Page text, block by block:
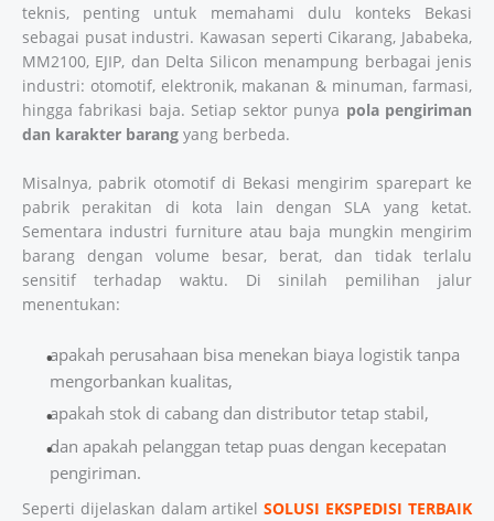
teknis, penting untuk memahami dulu konteks Bekasi
sebagai pusat industri. Kawasan seperti Cikarang, Jababeka,
MM2100, EJIP, dan Delta Silicon menampung berbagai jenis
industri: otomotif, elektronik, makanan & minuman, farmasi,
hingga fabrikasi baja. Setiap sektor punya pola pengiriman
dan karakter barang yang berbeda.
Misalnya, pabrik otomotif di Bekasi mengirim sparepart ke
pabrik perakitan di kota lain dengan SLA yang ketat.
Sementara industri furniture atau baja mungkin mengirim
barang dengan volume besar, berat, dan tidak terlalu
sensitif terhadap waktu. Di sinilah pemilihan jalur
menentukan:
apakah perusahaan bisa menekan biaya logistik tanpa
mengorbankan kualitas,
apakah stok di cabang dan distributor tetap stabil,
dan apakah pelanggan tetap puas dengan kecepatan
pengiriman.
Seperti dijelaskan dalam artikelSOLUSI EKSPEDISI TERBAIK